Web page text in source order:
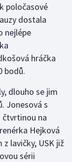
poločasové
dostala
nejlépe
hráčka
bodů.
dlouho se jim
Jonesová s
čtvrtinou na
Hejková
lavičky, USK již
sérii